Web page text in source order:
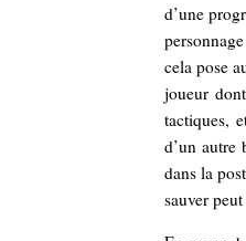
d’une
cela pose
joueur
tactiques,
d’un autre
dans la
sauver